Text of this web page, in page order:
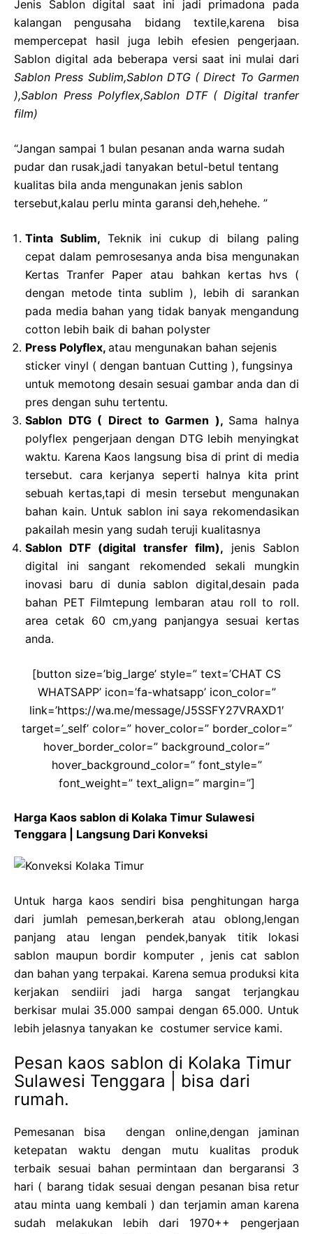
Jenis Sablon digital saat ini jadi primadona pada
kalangan pengusaha bidang textile,karena bisa
mempercepat hasil juga lebih efesien pengerjaan.
Sablon digital ada beberapa versi saat ini mulai dari
Sablon Press Sublim,Sablon DTG ( Direct To Garmen
),Sablon Press Polyflex,Sablon DTF ( Digital tranfer
film)
“Jangan sampai 1 bulan pesanan anda warna sudah
pudar dan rusak,jadi tanyakan betul-betul tentang
kualitas bila anda mengunakan jenis sablon
tersebut,kalau perlu minta garansi deh,hehehe. ”
Tinta Sublim, Teknik ini cukup di bilang paling
cepat dalam pemrosesanya anda bisa mengunakan
Kertas Tranfer Paper atau bahkan kertas hvs (
dengan metode tinta sublim ), lebih di sarankan
pada media bahan yang tidak banyak mengandung
cotton lebih baik di bahan polyster
Press Polyflex, atau mengunakan bahan sejenis
sticker vinyl ( dengan bantuan Cutting ), fungsinya
untuk memotong desain sesuai gambar anda dan di
pres dengan suhu tertentu.
Sablon DTG ( Direct to Garmen ), Sama halnya
polyflex pengerjaan dengan DTG lebih menyingkat
waktu. Karena Kaos langsung bisa di print di media
tersebut. cara kerjanya seperti halnya kita print
sebuah kertas,tapi di mesin tersebut mengunakan
bahan kain. Untuk sablon ini saya rekomendasikan
pakailah mesin yang sudah teruji kualitasnya
Sablon DTF (digital transfer film), jenis Sablon
digital ini sangant rekomended sekali mungkin
inovasi baru di dunia sablon digital,desain pada
bahan PET Filmtepung lembaran atau roll to roll.
area cetak 60 cm,yang panjangya sesuai kertas
anda.
[button size=’big_large’ style=” text=’CHAT CS
WHATSAPP’ icon=’fa-whatsapp’ icon_color=”
link=’https://wa.me/message/J5SSFY27VRAXD1′
target=’_self’ color=” hover_color=” border_color=”
hover_border_color=” background_color=”
hover_background_color=” font_style=”
font_weight=” text_align=” margin=”]
Harga Kaos sablon di Kolaka Timur Sulawesi
Tenggara | Langsung Dari Konveksi
Untuk harga kaos sendiri bisa penghitungan harga
dari jumlah pemesan,berkerah atau oblong,lengan
panjang atau lengan pendek,banyak titik lokasi
sablon maupun bordir komputer , jenis cat sablon
dan bahan yang terpakai. Karena semua produksi kita
kerjakan sendiiri jadi harga sangat terjangkau
berkisar mulai 35.000 sampai dengan 65.000. Untuk
lebih jelasnya tanyakan ke costumer service kami.
Pesan kaos sablon di Kolaka Timur
Sulawesi Tenggara | bisa dari
rumah.
Pemesanan bisa dengan online,dengan jaminan
ketepatan waktu dengan mutu kualitas produk
terbaik sesuai bahan permintaan dan bergaransi 3
hari ( barang tidak sesuai dengan pesanan bisa retur
atau minta uang kembali ) dan terjamin aman karena
sudah melakukan lebih dari 1970++ pengerjaan